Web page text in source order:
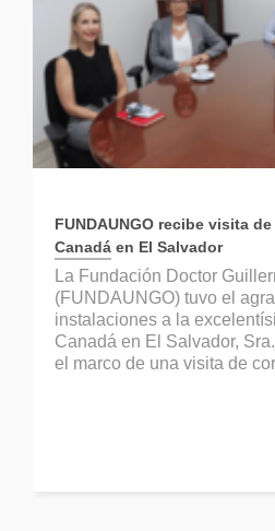
FUNDAUNGO recibe visita
Canadá en El Salvador
La Fundación Doctor
(FUNDAUNGO) tuvo el
instalaciones a la
Canadá en El Salvador,
el marco de una visita de